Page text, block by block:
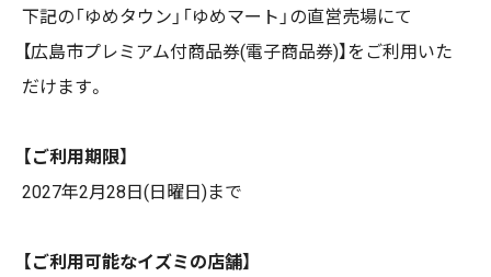
下記の「ゆめタウン」「ゆめマート」の直営売場にて
【広島市プレミアム付商品券(電子商品券)】をご利用いた
だけます。
【ご利用期限】
2027年2月28日(日曜日)まで
【ご利用可能なイズミの店舗】